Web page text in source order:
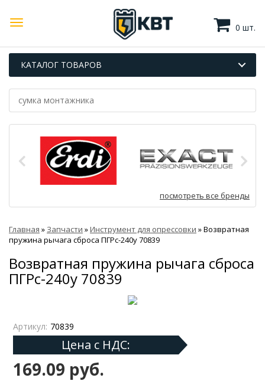
0 шт.
КАТАЛОГ ТОВАРОВ
посмотреть все бренды
Главная » Запчасти »Инструмент для опрессовки »Возвратная
пружина рычага сброса ПГРс-240у 70839
Возвратная пружина рычага сброса
ПГРс-240у 70839
Артикул: 70839
Цена с НДС:
169.09 руб.